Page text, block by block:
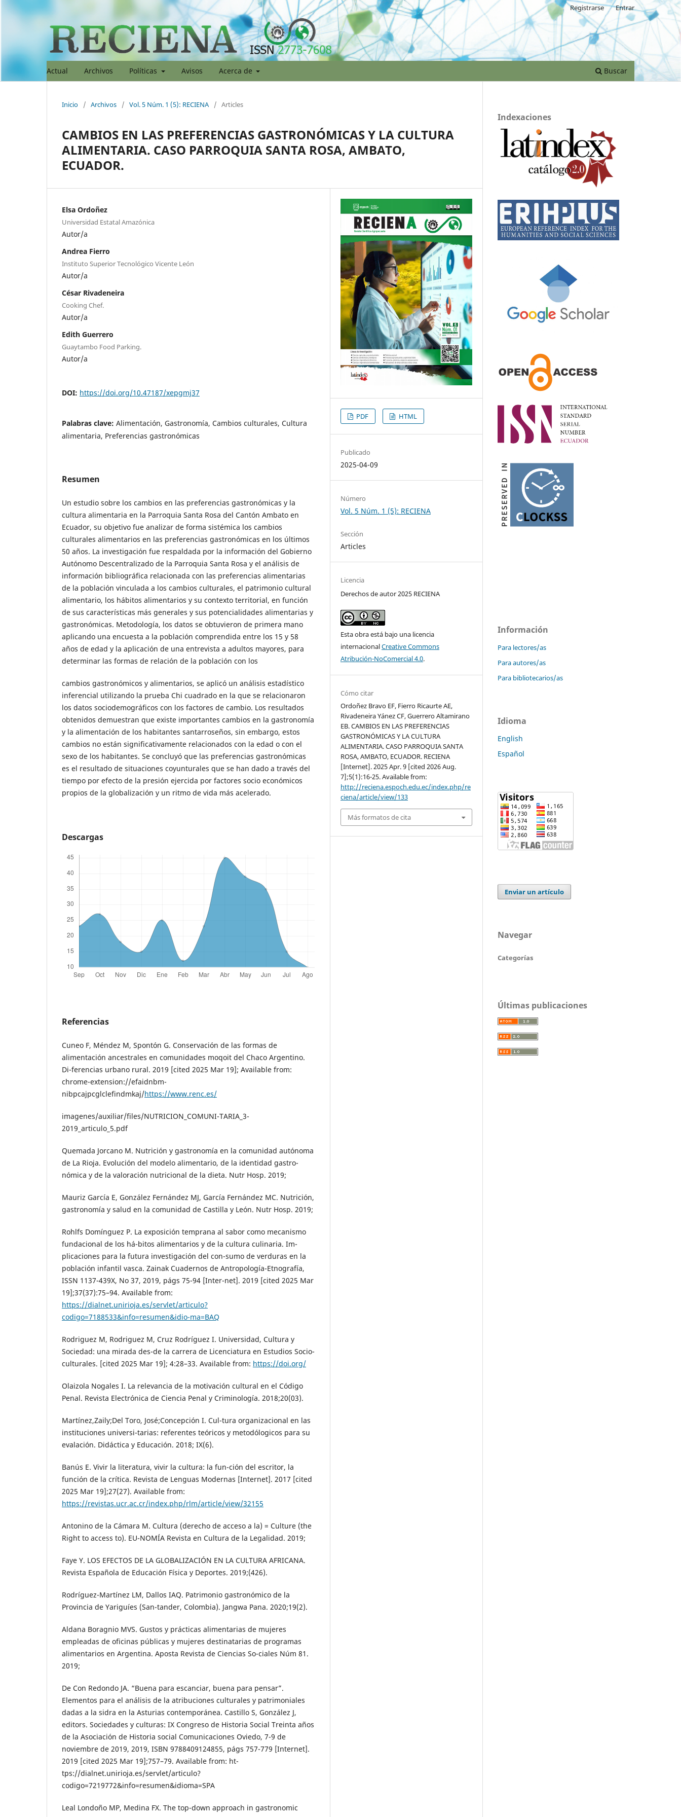
Actual Archivos Políticas Avisos Acerca de Buscar
Registrarse Entrar
Inicio / Archivos / Vol. 5 Núm. 1 (5): RECIENA / Articles
CAMBIOS EN LAS PREFERENCIAS GASTRONÓMICAS Y LA CULTURA
ALIMENTARIA. CASO PARROQUIA SANTA ROSA, AMBATO,
ECUADOR.
Elsa Ordoñez
Universidad Estatal Amazónica
Autor/a
Andrea Fierro
Instituto Superior Tecnológico Vicente León
Autor/a
César Rivadeneira
Cooking Chef.
Autor/a
Edith Guerrero
Guaytambo Food Parking.
Autor/a
DOI: https://doi.org/10.47187/xepgmj37
Palabras clave: Alimentación, Gastronomía, Cambios culturales, Cultura
alimentaria, Preferencias gastronómicas
Resumen
Un estudio sobre los cambios en las preferencias gastronómicas y la
cultura alimentaria en la Parroquia Santa Rosa del Cantón Ambato en
Ecuador, su objetivo fue analizar de forma sistémica los cambios
culturales alimentarios en las preferencias gastronómicas en los últimos
50 años. La investigación fue respaldada por la información del Gobierno
Autónomo Descentralizado de la Parroquia Santa Rosa y el análisis de
información bibliográfica relacionada con las preferencias alimentarias
de la población vinculada a los cambios culturales, el patrimonio cultural
alimentario, los hábitos alimentarios y su contexto territorial, en función
de sus características más generales y sus potencialidades alimentarias y
gastronómicas. Metodología, los datos se obtuvieron de primera mano
aplicando una encuesta a la población comprendida entre los 15 y 58
años de edad y la aplicación de una entrevista a adultos mayores, para
determinar las formas de relación de la población con los
cambios gastronómicos y alimentarios, se aplicó un análisis estadístico
inferencial utilizando la prueba Chi cuadrado en la que se relacionaron
los datos sociodemográficos con los factores de cambio. Los resultados
obtenidos demuestran que existe importantes cambios en la gastronomía
y la alimentación de los habitantes santarroseños, sin embargo, estos
cambios no están significativamente relacionados con la edad o con el
sexo de los habitantes. Se concluyó que las preferencias gastronómicas
es el resultado de situaciones coyunturales que se han dado a través del
tiempo por efecto de la presión ejercida por factores socio económicos
propios de la globalización y un ritmo de vida más acelerado.
Descargas
Referencias
Cuneo F, Méndez M, Spontón G. Conservación de las formas de
alimentación ancestrales en comunidades moqoit del Chaco Argentino.
Di-ferencias urbano rural. 2019 [cited 2025 Mar 19]; Available from:
chrome-extension://efaidnbm-
nibpcajpcglclefindmkaj/https://www.renc.es/
imagenes/auxiliar/files/NUTRICION_COMUNI-TARIA_3-
2019_articulo_5.pdf
Quemada Jorcano M. Nutrición y gastronomía en la comunidad autónoma
de La Rioja. Evolución del modelo alimentario, de la identidad gastro-
nómica y de la valoración nutricional de la dieta. Nutr Hosp. 2019;
Mauriz García E, González Fernández MJ, García Fernández MC. Nutrición,
gastronomía y salud en la comunidad de Castilla y León. Nutr Hosp. 2019;
Rohlfs Domínguez P. La exposición temprana al sabor como mecanismo
fundacional de los há-bitos alimentarios y de la cultura culinaria. Im-
plicaciones para la futura investigación del con-sumo de verduras en la
población infantil vasca. Zainak Cuadernos de Antropología-Etnografía,
ISSN 1137-439X, No 37, 2019, págs 75-94 [Inter-net]. 2019 [cited 2025 Mar
19];37(37):75–94. Available from:
https://dialnet.unirioja.es/servlet/articulo?
codigo=7188533&info=resumen&idio-ma=BAQ
Rodriguez M, Rodriguez M, Cruz Rodríguez I. Universidad, Cultura y
Sociedad: una mirada des-de la carrera de Licenciatura en Estudios Socio-
culturales. [cited 2025 Mar 19]; 4:28–33. Available from: https://doi.org/
Olaizola Nogales I. La relevancia de la motivación cultural en el Código
Penal. Revista Electrónica de Ciencia Penal y Criminología. 2018;20(03).
Martínez,Zaily;Del Toro, José;Concepción I. Cul-tura organizacional en las
instituciones universi-tarias: referentes teóricos y metodólogicos para su
evalación. Didáctica y Educación. 2018; IX(6).
Banús E. Vivir la literatura, vivir la cultura: la fun-ción del escritor, la
función de la crítica. Revista de Lenguas Modernas [Internet]. 2017 [cited
2025 Mar 19];27(27). Available from:
https://revistas.ucr.ac.cr/index.php/rlm/article/view/32155
Antonino de la Cámara M. Cultura (derecho de acceso a la) = Culture (the
Right to access to). EU-NOMÍA Revista en Cultura de la Legalidad. 2019;
Faye Y. LOS EFECTOS DE LA GLOBALIZACIÓN EN LA CULTURA AFRICANA.
Revista Española de Educación Física y Deportes. 2019;(426).
Rodríguez-Martínez LM, Dallos IAQ. Patrimonio gastronómico de la
Provincia de Yariguíes (San-tander, Colombia). Jangwa Pana. 2020;19(2).
Aldana Boragnio MVS. Gustos y prácticas alimentarias de mujeres
empleadas de oficinas públicas y mujeres destinatarias de programas
alimentarios en Argentina. Aposta Revista de Ciencias So-ciales Núm 81.
2019;
De Con Redondo JA. “Buena para escanciar, buena para pensar”.
Elementos para el análisis de la atribuciones culturales y patrimoniales
dadas a la sidra en la Asturias contemporánea. Castillo S, González J,
editors. Sociedades y culturas: IX Congreso de Historia Social Treinta años
de la Asociación de Historia social Comunicaciones Oviedo, 7-9 de
noviembre de 2019, 2019, ISBN 9788409124855, págs 757-779 [Internet].
2019 [cited 2025 Mar 19];757–79. Available from: ht-
tps://dialnet.unirioja.es/servlet/articulo?
codigo=7219772&info=resumen&idioma=SPA
Leal Londoño MP, Medina FX. The top-down approach in gastronomic
PDF HTML
Publicado
2025-04-09
Número
Vol. 5 Núm. 1 (5): RECIENA
Sección
Articles
Licencia
Derechos de autor 2025 RECIENA
Esta obra está bajo una licencia
internacionalCreative Commons
Atribución-NoComercial 4.0.
Cómo citar
Ordoñez Bravo EF, Fierro Ricaurte AE,
Rivadeneira Yánez CF, Guerrero Altamirano
EB. CAMBIOS EN LAS PREFERENCIAS
GASTRONÓMICAS Y LA CULTURA
ALIMENTARIA. CASO PARROQUIA SANTA
ROSA, AMBATO, ECUADOR. RECIENA
[Internet]. 2025 Apr. 9 [cited 2026 Aug.
7];5(1):16-25. Available from:
http://reciena.espoch.edu.ec/index.php/re
ciena/article/view/133
Más formatos de cita
Indexaciones
Información
Para lectores/as
Para autores/as
Para bibliotecarios/as
Idioma
English
Español
Enviar un artículo
Navegar
Categorías
Últimas publicaciones